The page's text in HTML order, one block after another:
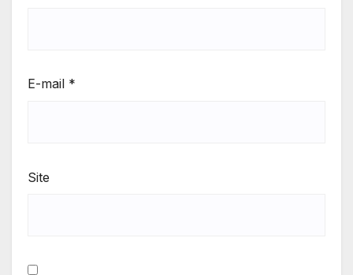
E-mail *
Site